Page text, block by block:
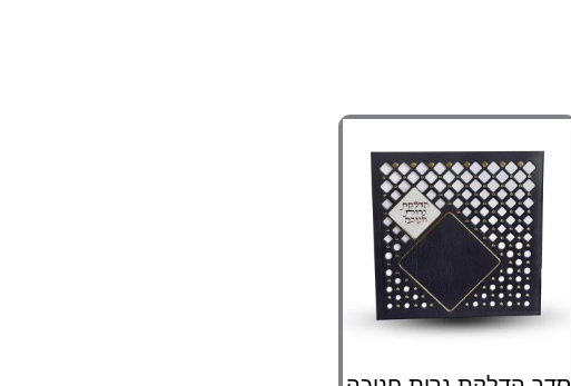
עד
⁦₪27.00⁩
יש
מספר
סוגים.
ניתן
לבחור
האפשרויות
בעמוד
המוצר